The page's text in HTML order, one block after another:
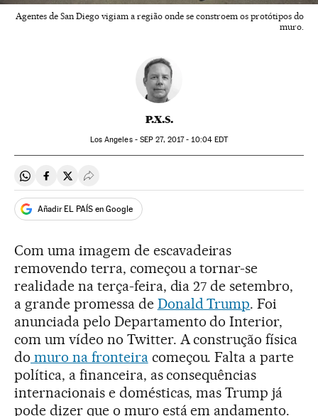
Agentes de San Diego vigiam a região onde se constroem os protótipos do
muro.
P.X.S.
Los Angeles - SEP 27, 2017 - 10:04 EDT
Compartir en Whatsapp
Compartir en Facebook
Compartir en Twitter
Desplegar Redes Sociales
Añadir EL PAÍS en Google
Com uma imagem de escavadeiras
removendo terra, começou a tornar-se
realidade na terça-feira, dia 27 de setembro,
a grande promessa de Donald Trump. Foi
anunciada pelo Departamento do Interior,
com um vídeo no Twitter. A construção física
do muro na fronteiracomeçou. Falta a parte
política, a financeira, as consequências
internacionais e domésticas, mas Trump já
pode dizer que o muro está em andamento.